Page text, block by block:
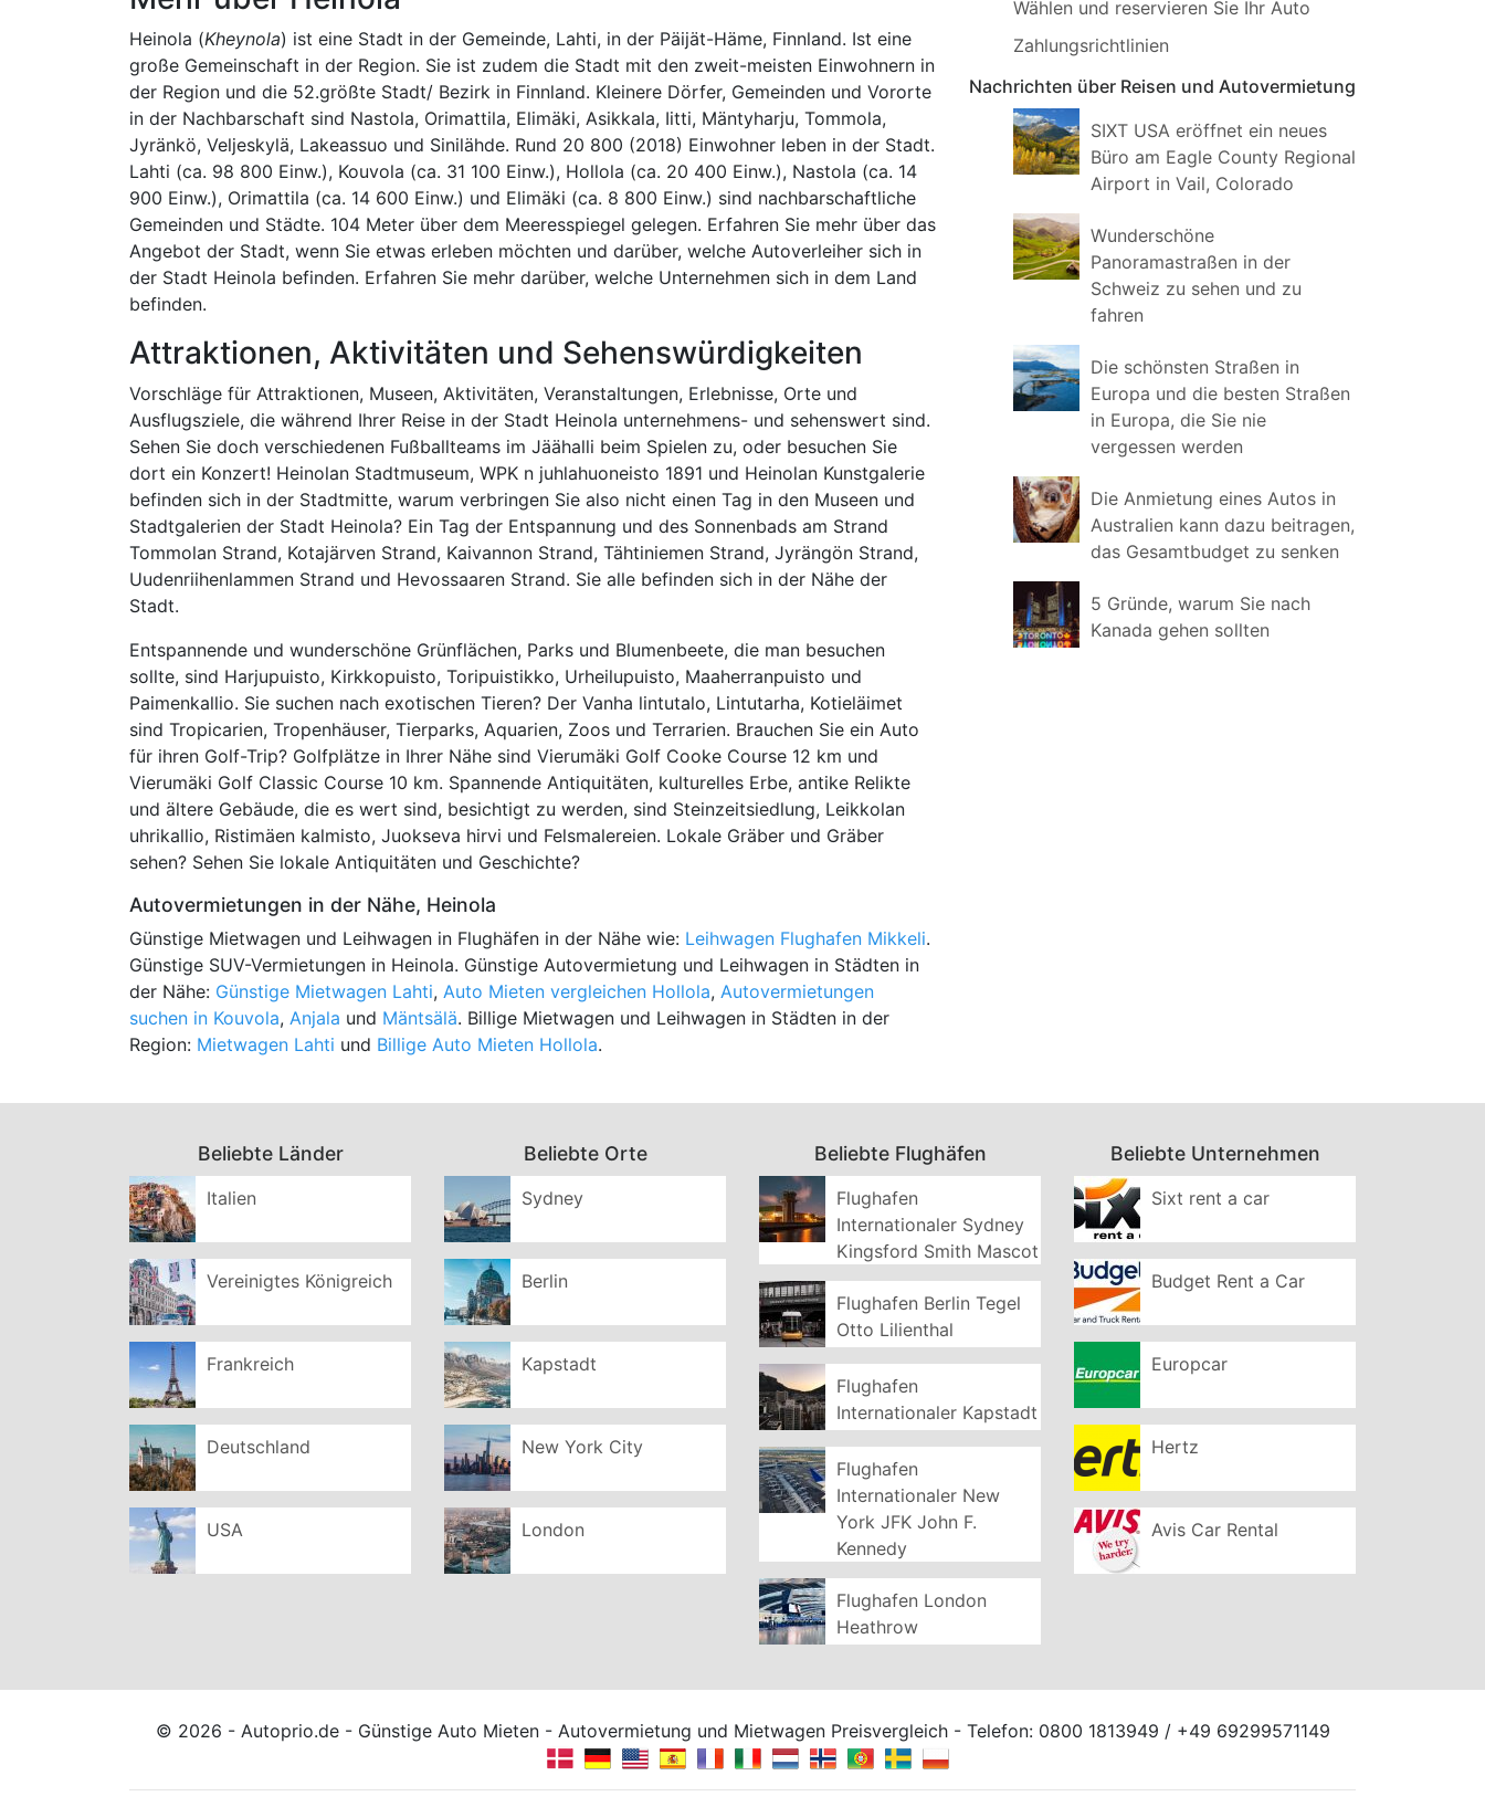
Heinola (Kheynola) ist eine Stadt in der Gemeinde, Lahti, in der Päijät-Häme, Finnland. Ist eine
große Gemeinschaft in der Region. Sie ist zudem die Stadt mit den zweit-meisten Einwohnern in
der Region und die 52.größte Stadt/ Bezirk in Finnland. Kleinere Dörfer, Gemeinden und Vororte
in der Nachbarschaft sind Nastola, Orimattila, Elimäki, Asikkala, Iitti, Mäntyharju, Tommola,
Jyränkö, Veljeskylä, Lakeassuo und Sinilähde. Rund 20 800 (2018) Einwohner leben in der Stadt.
Lahti (ca. 98 800 Einw.), Kouvola (ca. 31 100 Einw.), Hollola (ca. 20 400 Einw.), Nastola (ca. 14
900 Einw.), Orimattila (ca. 14 600 Einw.) und Elimäki (ca. 8 800 Einw.) sind nachbarschaftliche
Gemeinden und Städte. 104 Meter über dem Meeresspiegel gelegen. Erfahren Sie mehr über das
Angebot der Stadt, wenn Sie etwas erleben möchten und darüber, welche Autoverleiher sich in
der Stadt Heinola befinden. Erfahren Sie mehr darüber, welche Unternehmen sich in dem Land
befinden.
Attraktionen, Aktivitäten und Sehenswürdigkeiten
Vorschläge für Attraktionen, Museen, Aktivitäten, Veranstaltungen, Erlebnisse, Orte und
Ausflugsziele, die während Ihrer Reise in der Stadt Heinola unternehmens- und sehenswert sind.
Sehen Sie doch verschiedenen Fußballteams im Jäähalli beim Spielen zu, oder besuchen Sie
dort ein Konzert! Heinolan Stadtmuseum, WPK n juhlahuoneisto 1891 und Heinolan Kunstgalerie
befinden sich in der Stadtmitte, warum verbringen Sie also nicht einen Tag in den Museen und
Stadtgalerien der Stadt Heinola? Ein Tag der Entspannung und des Sonnenbads am Strand
Tommolan Strand, Kotajärven Strand, Kaivannon Strand, Tähtiniemen Strand, Jyrängön Strand,
Uudenriihenlammen Strand und Hevossaaren Strand. Sie alle befinden sich in der Nähe der
Stadt.
Entspannende und wunderschöne Grünflächen, Parks und Blumenbeete, die man besuchen
sollte, sind Harjupuisto, Kirkkopuisto, Toripuistikko, Urheilupuisto, Maaherranpuisto und
Paimenkallio. Sie suchen nach exotischen Tieren? Der Vanha lintutalo, Lintutarha, Kotieläimet
sind Tropicarien, Tropenhäuser, Tierparks, Aquarien, Zoos und Terrarien. Brauchen Sie ein Auto
für ihren Golf-Trip? Golfplätze in Ihrer Nähe sind Vierumäki Golf Cooke Course 12 km und
Vierumäki Golf Classic Course 10 km. Spannende Antiquitäten, kulturelles Erbe, antike Relikte
und ältere Gebäude, die es wert sind, besichtigt zu werden, sind Steinzeitsiedlung, Leikkolan
uhrikallio, Ristimäen kalmisto, Juokseva hirvi und Felsmalereien. Lokale Gräber und Gräber
sehen? Sehen Sie lokale Antiquitäten und Geschichte?
Autovermietungen in der Nähe, Heinola
Günstige Mietwagen und Leihwagen in Flughäfen in der Nähe wie: Leihwagen Flughafen Mikkeli.
Günstige SUV-Vermietungen in Heinola. Günstige Autovermietung und Leihwagen in Städten in
der Nähe: Günstige Mietwagen Lahti, Auto Mieten vergleichen Hollola, Autovermietungen
suchen in Kouvola, Anjala und Mäntsälä. Billige Mietwagen und Leihwagen in Städten in der
Region: Mietwagen Lahti und Billige Auto Mieten Hollola.
Wählen und reservieren Sie Ihr Auto
Zahlungsrichtlinien
Nachrichten über Reisen und Autovermietung
SIXT USA eröffnet ein neues
Büro am Eagle County Regional
Airport in Vail, Colorado
Wunderschöne
Panoramastraßen in der
Schweiz zu sehen und zu
fahren
Die schönsten Straßen in
Europa und die besten Straßen
in Europa, die Sie nie
vergessen werden
Die Anmietung eines Autos in
Australien kann dazu beitragen,
das Gesamtbudget zu senken
5 Gründe, warum Sie nach
Kanada gehen sollten
Beliebte Länder
Italien
Vereinigtes Königreich
Frankreich
Deutschland
USA
Beliebte Orte
Sydney
Berlin
Kapstadt
New York City
London
Beliebte Flughäfen
Flughafen
Internationaler Sydney
Kingsford Smith Mascot
Flughafen Berlin Tegel
Otto Lilienthal
Flughafen
Internationaler Kapstadt
Flughafen
Internationaler New
York JFK John F.
Kennedy
Flughafen London
Heathrow
Beliebte Unternehmen
Sixt rent a car
Budget Rent a Car
Europcar
Hertz
Avis Car Rental
© 2026 - Autoprio.de - Günstige Auto Mieten - Autovermietung und Mietwagen Preisvergleich - Telefon: 0800 1813949 / +49 69299571149